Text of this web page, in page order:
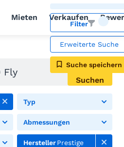
Mieten Verkaufen
Filter
Erweiterte Suche
Suche speichern
Suchen
Typ
Abmessungen
HerstellerPrestige